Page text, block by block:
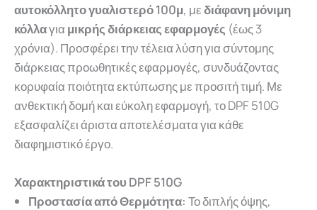
αυτοκόλλητο γυαλιστερό 100μ, μεδιάφανη μόνιμη
κόλλαγια μικρής διάρκειας εφαρμογές (έως 3
χρόνια). Προσφέρει την τέλεια λύση για σύντομης
διάρκειας προωθητικές εφαρμογές, συνδυάζοντας
κορυφαία ποιότητα εκτύπωσης με προσιτή τιμή. Με
ανθεκτική δομή και εύκολη εφαρμογή, το DPF 510G
εξασφαλίζει άριστα αποτελέσματα για κάθε
διαφημιστικό έργο.
Χαρακτηριστικά του DPF 510G
Προστασία από Θερμότητα: Το διπλής όψης,